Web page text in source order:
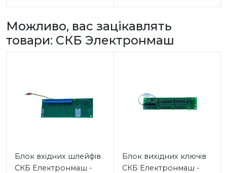
Можливо, вас зацікавлять
товари: СКБ Электронмаш
Блок вхідних шлейфів
СКБ Електронмаш -
Блок вихідних ключів
СКБ Електронмаш -